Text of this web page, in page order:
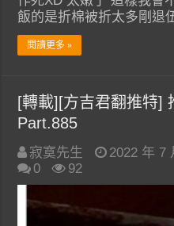
飯的是折棉被折太多剛退
閱讀更多 »
[轉載][方吉君翻推特]
Part.885
寂寞先生 2022 年 7
0
92